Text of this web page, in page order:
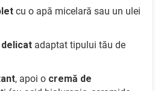
cu o apă micelară sau un ulei
adaptat tipului tău de
, apoi o cremă de